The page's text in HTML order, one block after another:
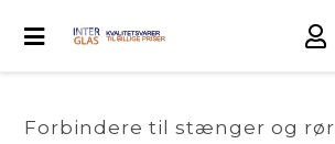
Forbindere til stænger og rør